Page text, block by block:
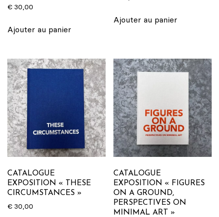
€ 30,00
Ajouter au panier
Ajouter au panier
CATALOGUE
EXPOSITION « THESE
CIRCUMSTANCES »
€ 30,00
CATALOGUE
EXPOSITION « FIGURES
ON A GROUND,
PERSPECTIVES ON
MINIMAL ART »